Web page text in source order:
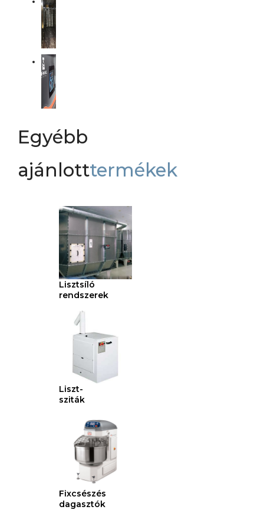
Egyébb
ajánlotttermékek
Lisztsíló
rendszerek
Liszt-
sziták
Fixcsészés
dagasztók